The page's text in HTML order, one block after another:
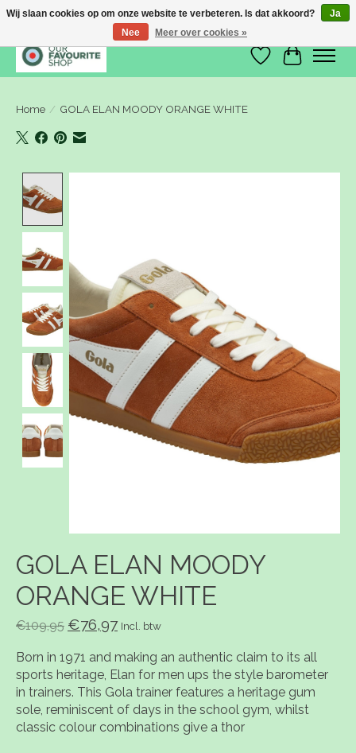
Verlanglijst
Home / GOLA ELAN MOODY ORANGE WHITE
GOLA ELAN MOODY
ORANGE WHITE
€109,95 €76,97 Incl. btw
Born in 1971 and making an authentic claim to its all
sports heritage, Elan for men ups the style barometer
in trainers. This Gola trainer features a heritage gum
sole, reminiscent of days in the school gym, whilst
classic colour combinations give a thor
Wij slaan cookies op om onze website te verbeteren. Is dat akkoord?
Ja
Nee
Meer over cookies »